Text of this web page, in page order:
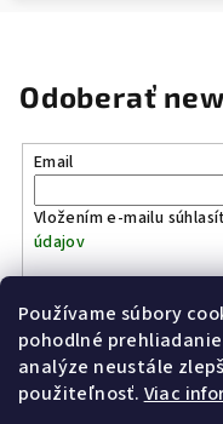
Používame súbory
pohodlné
analýze neustále
použiteľnosť. Viac
Odoberať
Email
Vložením e-mailu
údajov
Prihlásiť sa